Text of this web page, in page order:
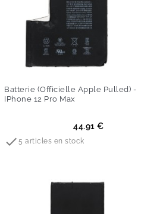
Batterie (Officielle Apple Pulled) -
IPhone 12 Pro Max
44.91 €
 5 articles en stock